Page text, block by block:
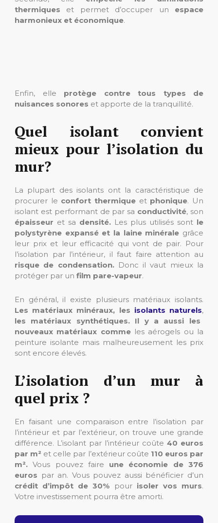
thermiques et permet d’occuper un espace
harmonieux et économique.
Enfin, elle protège contre tous types de
nuisances sonores et apporte de la tranquillité.
Quel isolant convient
mieux pour l’isolation du
mur?
La plupart des isolants ont la caractéristique de
procurer le confort thermique et phonique. Un
isolant est performant de par sa conductivité, son
épaisseur et sa densité. Les plus utilisés sont le
polystyrène expansé et la laine minérale grâce
leur prix et leur efficacité qui vont de pair. Pour
l’isolation par l’intérieur, il faut faire attention au
risque de condensation. Donc il vaut mieux la
protéger par un film pare-vapeur.
En général, il existe plusieurs matériaux isolants.
Les matériaux minéraux, les isolants naturels,
les matériaux synthétiques. Il y a aussi les
nouveaux matériaux comme les aérogels ou la
peinture isolante mais malheureusement les prix
sont encore élevés.
L’isolation d’un mur à
quel prix ?
En faisant une comparaison entre l’isolation par
l’intérieur et par l’extérieur, on trouve une grande
différence. L’isolant par l’intérieur coûte 40 euros
par m² et celle par l’extérieur coûte 110 euros par
m². Vous pouvez faire une économie de 376
euros par an. Vous pouvez aussi bénéficier d’un
crédit d’impôt de 30% pour isoler vos murs.
Votre investissement pourra être amorti.